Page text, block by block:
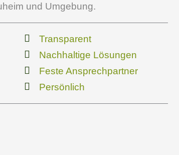
und Umgebung.
Transparent
Nachhaltige Lösungen
Feste Ansprechpartner
Persönlich